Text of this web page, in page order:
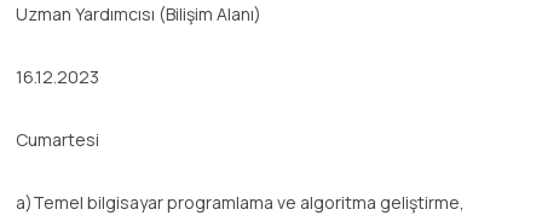
Uzman Yardımcısı (Bilişim Alanı)
16.12.2023
Cumartesi
a)Temel bilgisayar programlama ve algoritma geliştirme,